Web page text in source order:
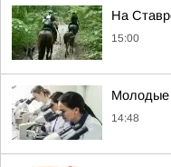
На
15:00
Молодые
14:48